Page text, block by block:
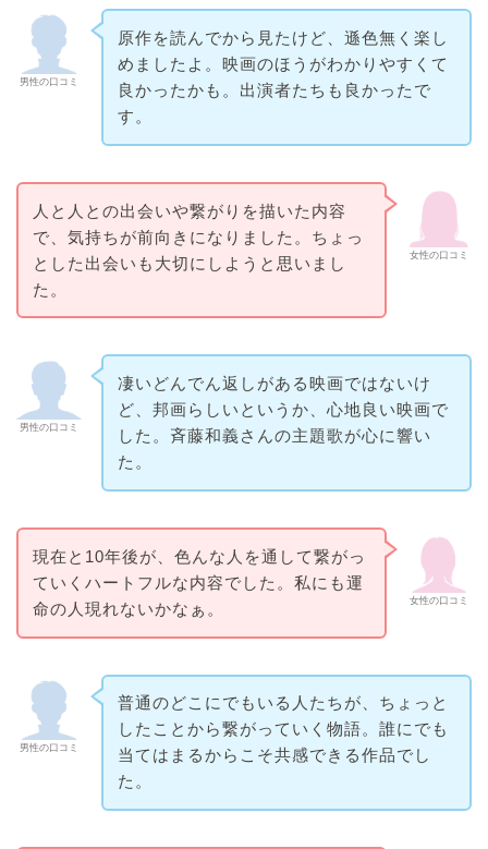
男性の口コミ
原作を読んでから見たけど、遜色無く楽し
めましたよ。映画のほうがわかりやすくて
良かったかも。出演者たちも良かったで
す。
女性の口コミ
人と人との出会いや繋がりを描いた内容
で、気持ちが前向きになりました。ちょっ
とした出会いも大切にしようと思いまし
た。
男性の口コミ
凄いどんでん返しがある映画ではないけ
ど、邦画らしいというか、心地良い映画で
した。斉藤和義さんの主題歌が心に響い
た。
女性の口コミ
現在と10年後が、色んな人を通して繋がっ
ていくハートフルな内容でした。私にも運
命の人現れないかなぁ。
男性の口コミ
普通のどこにでもいる人たちが、ちょっと
したことから繋がっていく物語。誰にでも
当てはまるからこそ共感できる作品でし
た。